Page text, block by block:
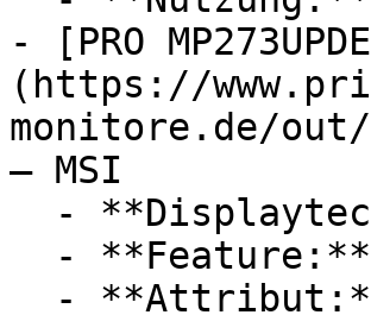
- [PRO
(https://
monitore.de/out/
— MSI